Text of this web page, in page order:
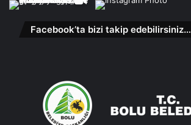
Facebook’ta bizi takip edebilirsiniz…